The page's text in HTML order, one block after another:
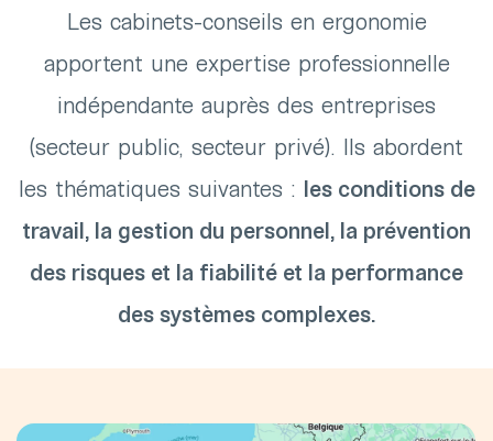
Les cabinets-conseils en ergonomie
apportent une expertise professionnelle
indépendante auprès des entreprises
(secteur public, secteur privé). Ils abordent
les thématiques suivantes : les conditions de
travail, la gestion du personnel, la prévention
des risques et la fiabilité et la performance
des systèmes complexes.